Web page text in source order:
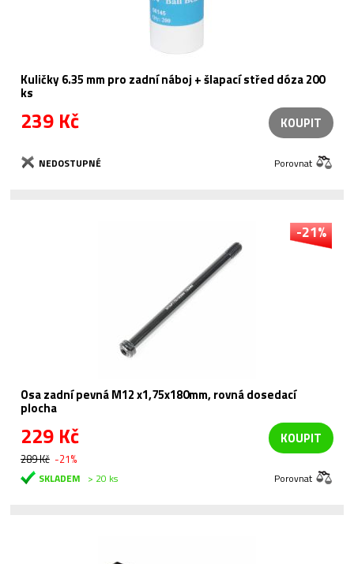
Kuličky 6.35 mm pro zadní náboj + šlapací střed dóza 200
ks
239 Kč KOUPIT
NEDOSTUPNÉ Porovnat
-21%
Osa zadní pevná M12 x1,75x180mm, rovná dosedací
plocha
229 Kč
289 Kč -21%
KOUPIT
SKLADEM > 20 ks Porovnat